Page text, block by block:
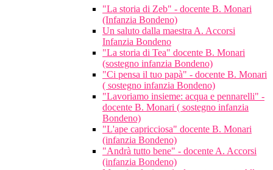
"La storia di Zeb" - docente B. Monari
(Infanzia Bondeno)
Un saluto dalla maestra A. Accorsi
Infanzia Bondeno
"La storia di Tea" docente B. Monari
(sostegno infanzia Bondeno)
"Ci pensa il tuo papà" - docente B. Monari
( sostegno infanzia Bondeno)
"Lavoriamo insieme: acqua e pennarelli" -
docente B. Monari ( sostegno infanzia
Bondeno)
"L'ape capricciosa" docente B. Monari
(infanzia Bondeno)
"Andrà tutto bene" - docente A. Accorsi
(infanzia Bondeno)